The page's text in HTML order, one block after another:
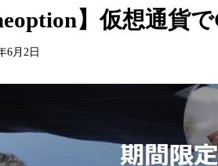
】仮想通貨
6月2日